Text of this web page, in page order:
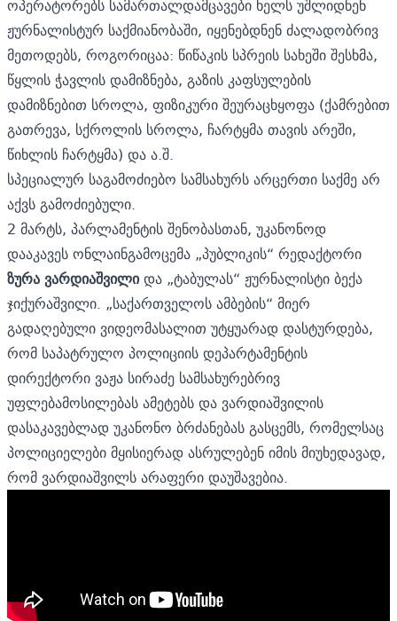
ოპერატორებს სამართალდამცავები ხელს უშლიდნენ
ჟურნალისტურ საქმიანობაში, იყენებდნენ ძალადობრივ
მეთოდებს, როგორიცაა: წიწაკის სპრეის სახეში შესხმა,
წყლის ჭავლის დამიზნება, გაზის კაფსულების
დამიზნებით სროლა, ფიზიკური შეურაცხყოფა (ქამრებით
გათრევა, სქროლის სროლა, ჩარტყმა თავის არეში,
წიხლის ჩარტყმა) და ა.შ.
სპეციალურ საგამოძიებო სამსახურს არცერთი საქმე არ
აქვს გამოძიებული.
2 მარტს, პარლამენტის შენობასთან, უკანონოდ
დააკავეს ონლაინგამოცემა „პუბლიკის“ რედაქტორი
ზურა ვარდიაშვილიდა „ტაბულას“ ჟურნალისტი ბექა
ჯიქურაშვილი. „საქართველოს ამბების“ მიერ
გადაღებული ვიდეომასალით უტყუარად დასტურდება,
რომ საპატრულო პოლიციის დეპარტამენტის
დირექტორი ვაჟა სირაძე სამსახურებრივ
უფლებამოსილებას ამეტებს და ვარდიაშვილის
დასაკავებლად უკანონო ბრძანებას გასცემს, რომელსაც
პოლიციელები მყისიერად ასრულებენ იმის მიუხედავად,
რომ ვარდიაშვილს არაფერი დაუშავებია.